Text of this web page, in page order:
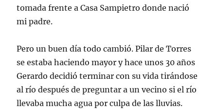
tomada frente a Casa Sampietro donde nació
mi padre.
Pero un buen día todo cambió. Pilar de Torres
se estaba haciendo mayor y hace unos 30 años
Gerardo decidió terminar con su vida tirándose
al río después de preguntar a un vecino si el río
llevaba mucha agua por culpa de las lluvias.